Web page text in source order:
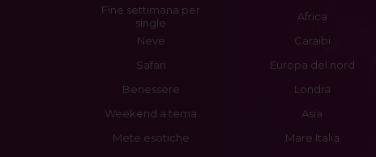
Fine settimana per
single
Neve
Safari
Benessere
Weekend a tema
Mete esotiche
Africa
Caraibi
Europa del nord
Londra
Asia
Mare Italia